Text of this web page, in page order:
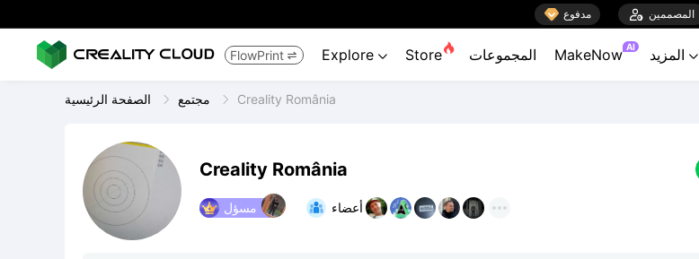
 مدفوع  المصممين
FlowPrint  Explore  Store المجموعات MakeNow AI

Creality România
Creality România
مسؤل أعضاء